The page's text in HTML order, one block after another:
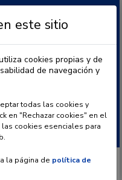
este sitio
cookies propias y de
de navegación y
todas las cookies y
en "Rechazar cookies" en el
cookies esenciales para
la página de política de